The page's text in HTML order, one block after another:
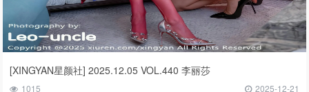
[XINGYAN星颜社] 2025.12.05 VOL.440 李丽莎
1015 2025-12-21